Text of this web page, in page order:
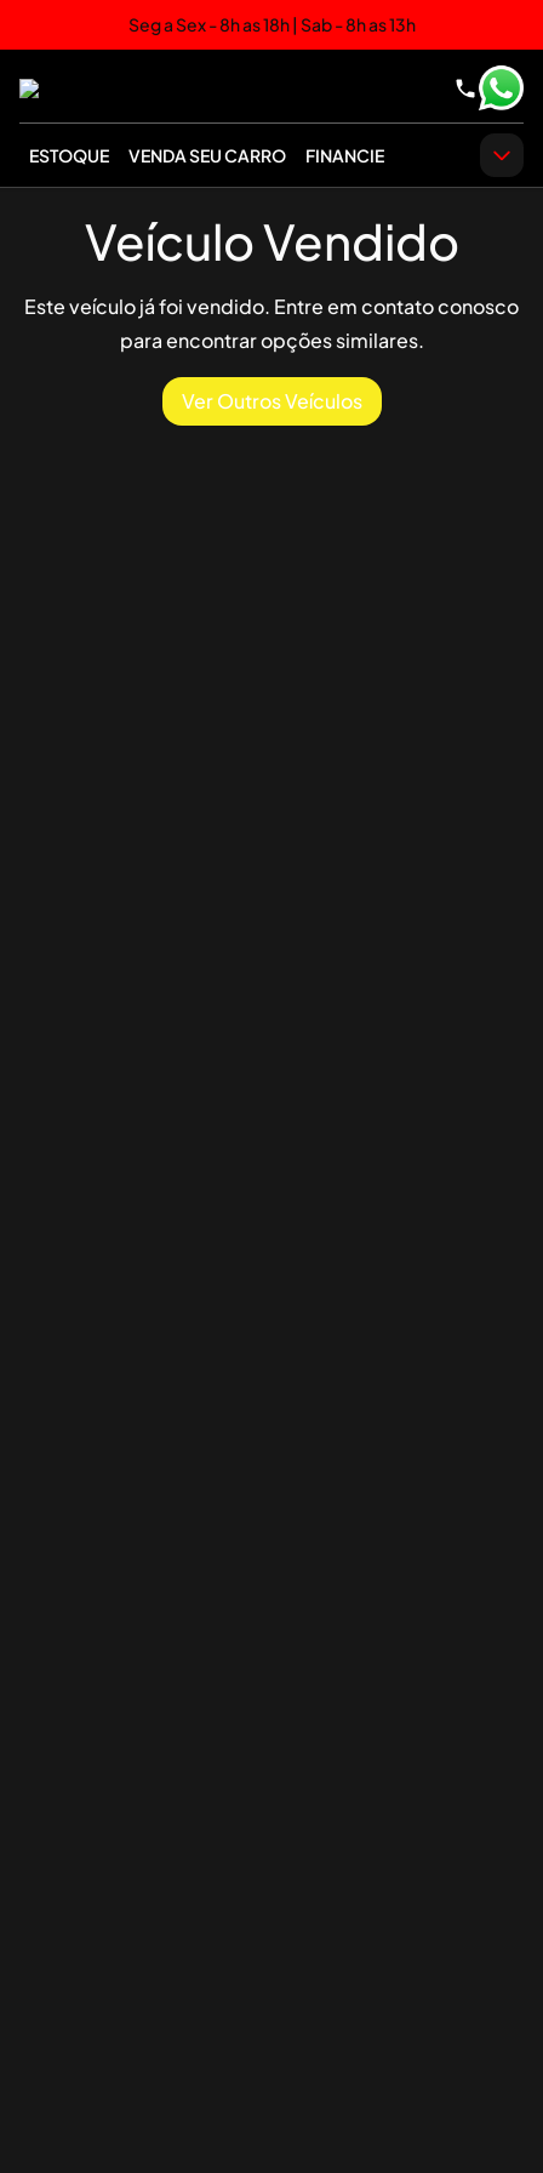
Seg a Sex - 8h as 18h | Sab - 8h as 13h
ESTOQUE VENDA SEU CARRO FINANCIE
Veículo Vendido
Este veículo já foi vendido. Entre em contato conosco
para encontrar opções similares.
Ver Outros Veículos